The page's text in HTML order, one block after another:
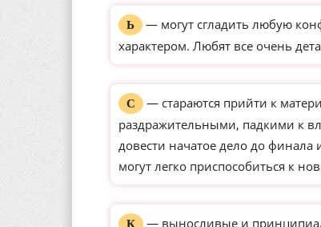
Ь
— могут сгладить любую
характером. Любят все очень
С
— стараются прийти к
раздражительными, падкими к
довести начатое дело до
могут легко приспособиться к
К — выносливые и